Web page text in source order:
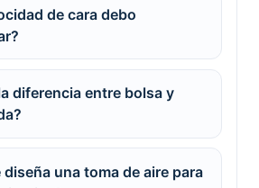
de cara debo
diferencia entre bolsa y
diseña una toma de aire para